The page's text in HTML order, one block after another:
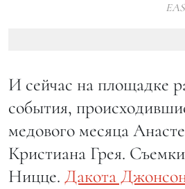
И сейчас на площадке
события,
медового месяца
Кристиана Грея.
Ницце. Дакота